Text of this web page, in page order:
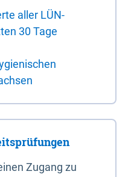
aller LÜN-
30 Tage
Zugang zu